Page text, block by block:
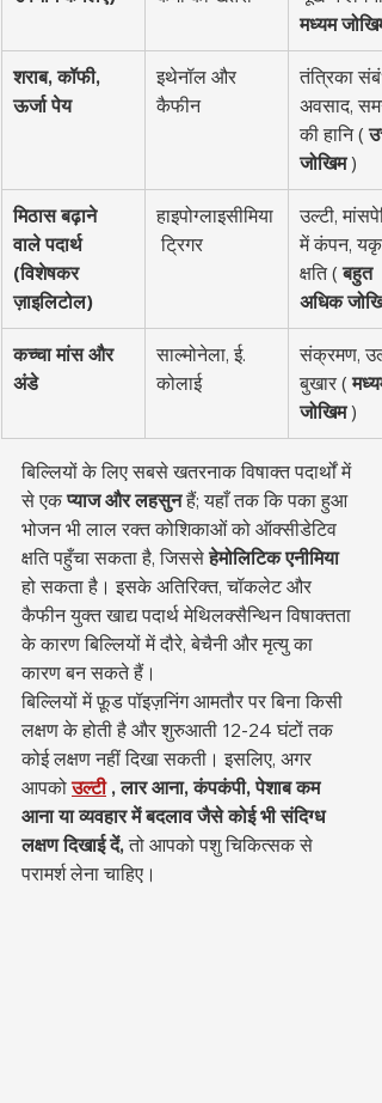
मध्यम जोखिम
शराब, कॉफी,
ऊर्जा पेय
इथेनॉल और
कैफीन
तंत्रिका
अवसाद,
की हानि (
जोखिम )
मिठास बढ़ाने
वाले पदार्थ
(विशेषकर
ज़ाइलिटोल)
हाइपोग्लाइसीमिया
ट्रिगर
उल्टी,
में कंपन,
क्षति ( बहुत
अधिक जोखिम
कच्चा मांस और
अंडे
साल्मोनेला, ई.
कोलाई
संक्रमण,
बुखार ( मध्यम
जोखिम )
बिल्लियों के लिए सबसे खतरनाक विषाक्त पदार्थों में
से एक प्याज और लहसुन हैं; यहाँ तक कि पका हुआ
भोजन भी लाल रक्त कोशिकाओं को ऑक्सीडेटिव
क्षति पहुँचा सकता है, जिससे हेमोलिटिक एनीमिया
हो सकता है। इसके अतिरिक्त, चॉकलेट और
कैफीन युक्त खाद्य पदार्थ मेथिलक्सैन्थिन विषाक्तता
के कारण बिल्लियों में दौरे, बेचैनी और मृत्यु का
कारण बन सकते हैं।
बिल्लियों में फ़ूड पॉइज़निंग आमतौर पर बिना किसी
लक्षण के होती है और शुरुआती 12-24 घंटों तक
कोई लक्षण नहीं दिखा सकती। इसलिए, अगर
आपको उल्टी , लार आना, कंपकंपी, पेशाब कम
आना या व्यवहार में बदलाव जैसे कोई भी संदिग्ध
लक्षण दिखाई दें, तो आपको पशु चिकित्सक से
परामर्श लेना चाहिए।